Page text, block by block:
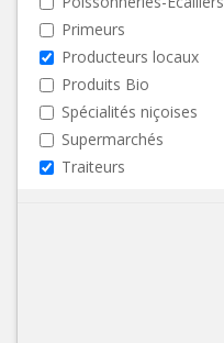
Primeurs
Producteurs locaux
Produits Bio
Spécialités niçoises
Supermarchés
Traiteurs